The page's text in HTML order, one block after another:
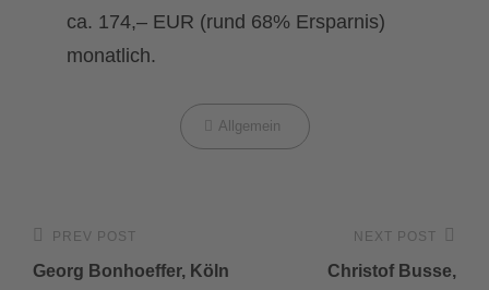
ca. 174,– EUR (rund 68% Ersparnis)
monatlich.
Categories
Allgemein
Beitragsnavigation
Previous
Post
PREV POST
Georg Bonhoeffer, Köln
NEXT POST
Christof Busse,